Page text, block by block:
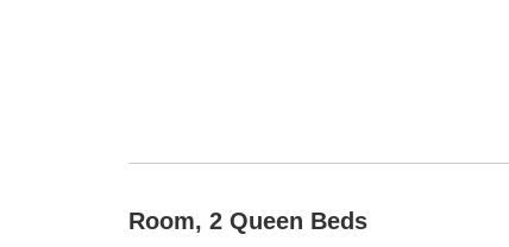
Room, 2 Queen Beds